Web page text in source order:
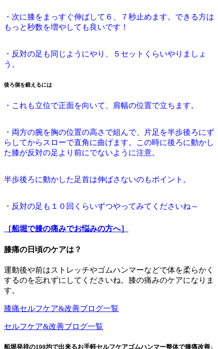
・次に膝をまっすぐ伸ばして６、７秒止めます。できる方は
もっと秒数を増やしても良いです！
・反対の足も同じようにやり、５セットくらいやりましょ
う。
後ろ側を鍛えるには
・これも立位で正面を向いて、肩幅の位置で立ちます。
・両方の腕を胸の位置の高さで組んで、片足を半歩後ろにず
らしてからスローで直角に曲げます。この時に後ろに動かし
た膝が反対の足より前にでないように注意。
半歩後ろに動かした足首は伸ばさないのもポイント。
・反対の足も１０回くらいずつやってみてくださいね～
［船堀で膝の痛みでお悩みの方へ］
膝痛の日頃のケアは？
運動後や前はストレッチやゴムハンマーなどで体を柔らかく
するのを忘れずにしてくださいね。膝の痛みのケアになりま
す。
膝痛セルフケア&改善ブログ一覧
セルフケア&改善ブログ一覧
船堀発祥の100均で出来るお手軽セルフケアゴムハンマー整体で膝痛改善↓